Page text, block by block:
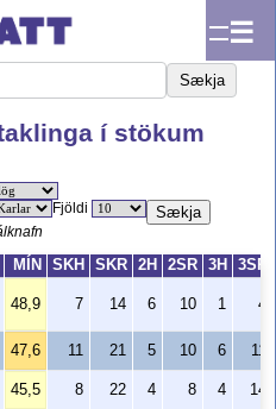
☰
Sækja
í stökum
Fjöldi Sækja
MÍN SKH SKR 2H 2SR 3H 3SR
48,9 7 14 6 10 1 4
47,6 11 21 5 10 6 11
45,5 8 22 4 8 4 14